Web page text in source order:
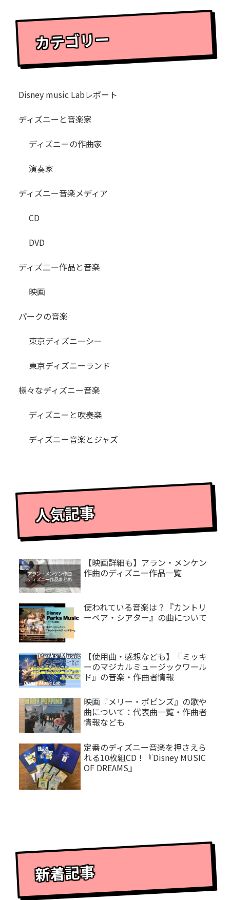
カテゴリー
Disney music Labレポート
ディズニーと音楽家
ディズニーの作曲家
演奏家
ディズニー音楽メディア
CD
DVD
ディズ二ー作品と音楽
映画
パークの音楽
東京ディズニーシー
東京ディズニーランド
様々なディズニー音楽
ディズニーと吹奏楽
ディズニー音楽とジャズ
人気記事
【映画詳細も】アラン・メンケン
作曲のディズニー作品一覧
使われている音楽は？『カントリ
ーベア・シアター』の曲について
【使用曲・感想なども】『ミッキ
ーのマジカルミュージックワール
ド』の音楽・作曲者情報
映画『メリー・ポピンズ』の歌や
曲について：代表曲一覧・作曲者
情報なども
定番のディズニー音楽を押さえら
れる10枚組CD！『Disney MUSIC
OF DREAMS』
新着記事